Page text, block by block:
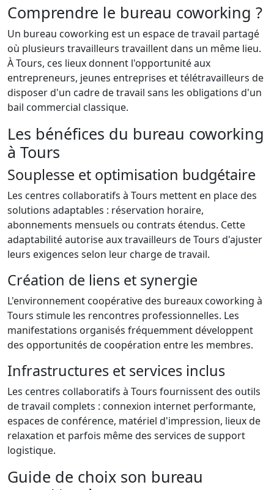
Comprendre le bureau coworking ?
Un bureau coworking est un espace de travail partagé
où plusieurs travailleurs travaillent dans un même lieu.
À Tours, ces lieux donnent l'opportunité aux
entrepreneurs, jeunes entreprises et télétravailleurs de
disposer d'un cadre de travail sans les obligations d'un
bail commercial classique.
Les bénéfices du bureau coworking
à Tours
Souplesse et optimisation budgétaire
Les centres collaboratifs à Tours mettent en place des
solutions adaptables : réservation horaire,
abonnements mensuels ou contrats étendus. Cette
adaptabilité autorise aux travailleurs de Tours d'ajuster
leurs exigences selon leur charge de travail.
Création de liens et synergie
L'environnement coopérative des bureaux coworking à
Tours stimule les rencontres professionnelles. Les
manifestations organisés fréquemment développent
des opportunités de coopération entre les membres.
Infrastructures et services inclus
Les centres collaboratifs à Tours fournissent des outils
de travail complets : connexion internet performante,
espaces de conférence, matériel d'impression, lieux de
relaxation et parfois même des services de support
logistique.
Guide de choix son bureau